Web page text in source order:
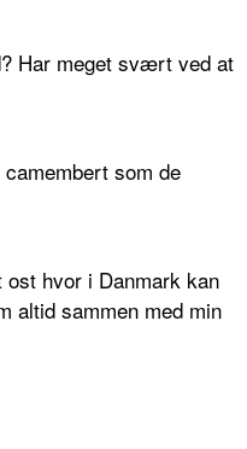
Har meget svært ved at
som de
hvor i Danmark kan
altid sammen med min